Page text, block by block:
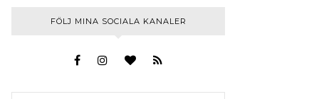
FÖLJ MINA SOCIALA KANALER